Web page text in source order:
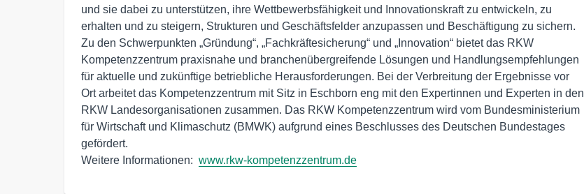
und sie dabei zu unterstützen, ihre Wettbewerbsfähigkeit und Innovationskraft zu entwickeln, zu
erhalten und zu steigern, Strukturen und Geschäftsfelder anzupassen und Beschäftigung zu sichern.
Zu den Schwerpunkten „Gründung“, „Fachkräftesicherung“ und „Innovation“ bietet das RKW
Kompetenzzentrum praxisnahe und branchenübergreifende Lösungen und Handlungsempfehlungen
für aktuelle und zukünftige betriebliche Herausforderungen. Bei der Verbreitung der Ergebnisse vor
Ort arbeitet das Kompetenzzentrum mit Sitz in Eschborn eng mit den Expertinnen und Experten in den
RKW Landesorganisationen zusammen. Das RKW Kompetenzzentrum wird vom Bundesministerium
für Wirtschaft und Klimaschutz (BMWK) aufgrund eines Beschlusses des Deutschen Bundestages
gefördert.
Weitere Informationen: www.rkw-kompetenzzentrum.de